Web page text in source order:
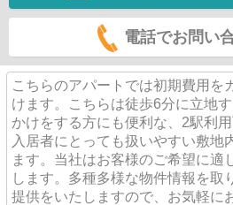
電話でお問い
こちらのアパートでは初期費用を
けます。こちらは徒歩6分に立地
かけをする方にも便利な、2駅利
入居者にとっても扱いやすい敷地
ます。当社はお客様のご希望に適
します。多種多様な物件情報を取
提供をいたしますので、お気軽に